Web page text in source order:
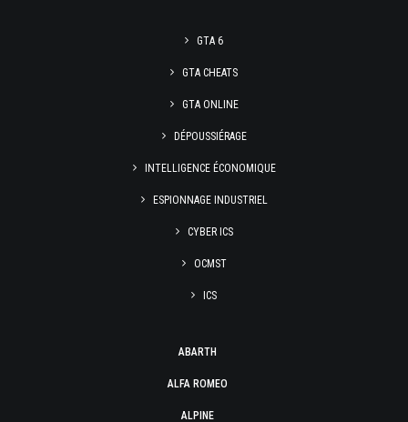
GTA 6
GTA CHEATS
GTA ONLINE
DÉPOUSSIÉRAGE
INTELLIGENCE ÉCONOMIQUE
ESPIONNAGE INDUSTRIEL
CYBER ICS
OCMST
ICS
ABARTH
ALFA ROMEO
ALPINE